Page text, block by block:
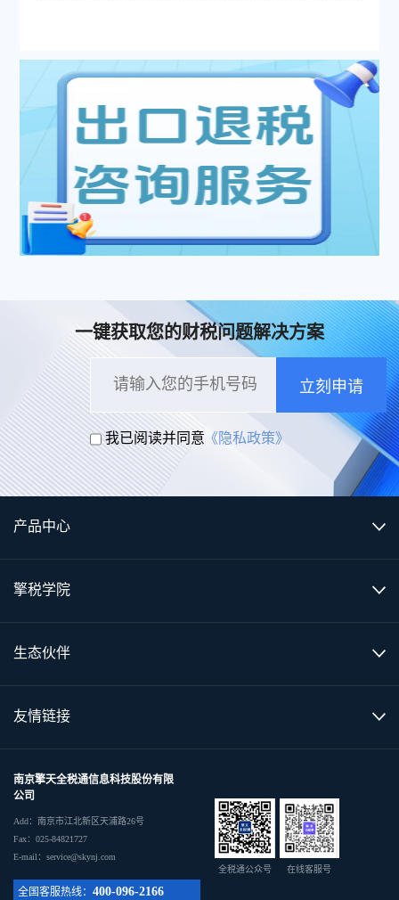
一键获取您的财税问题解决方案
立刻申请
我已阅读并同意《隐私政策》
产品中心
擎税学院
生态伙伴
友情链接
南京擎天全税通信息科技股份有限
公司
Add：南京市江北新区天浦路26号
Fax：025-84821727
E-mail：service@skynj.com
全国客服热线： 400-096-2166
全税通公众号 在线客服号